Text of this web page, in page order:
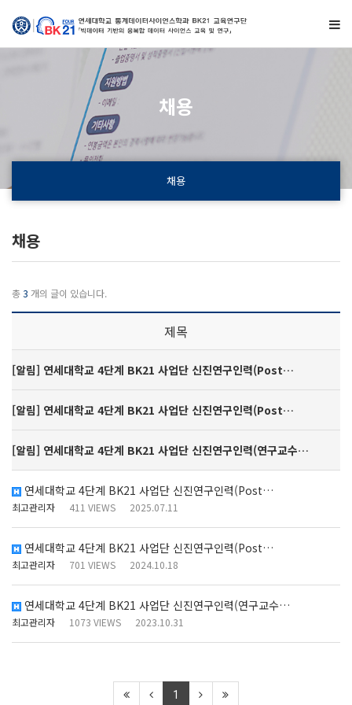
채용
채용
채용
총3 개의 글이 있습니다.
제목
[알림] 연세대학교 4단계 BK21 사업단 신진연구인력(Post…
[알림] 연세대학교 4단계 BK21 사업단 신진연구인력(Post…
[알림] 연세대학교 4단계 BK21 사업단 신진연구인력(연구교수…
연세대학교 4단계 BK21 사업단 신진연구인력(Post…
최고관리자 411 VIEWS 2025.07.11
연세대학교 4단계 BK21 사업단 신진연구인력(Post…
최고관리자 701 VIEWS 2024.10.18
연세대학교 4단계 BK21 사업단 신진연구인력(연구교수…
최고관리자 1073 VIEWS 2023.10.31
1